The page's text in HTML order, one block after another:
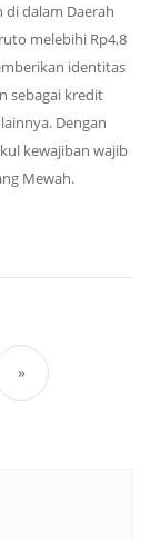
di dalam Daerah
melebihi Rp4,8
identitas
sebagai kredit
Dengan
kewajiban wajib
Mewah.
»